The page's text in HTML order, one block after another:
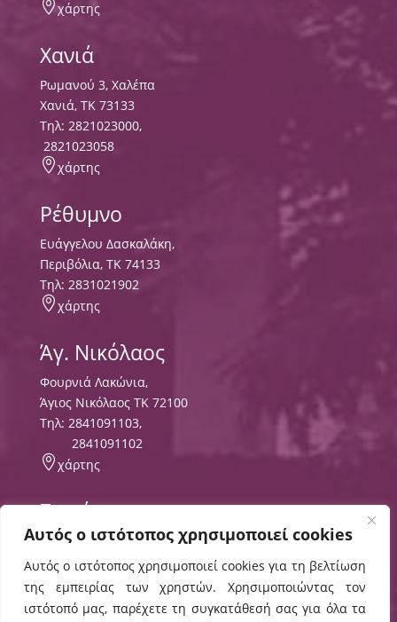
Αυτός ο ιστότοπος χρησιμοποιεί cookies
Αυτός ο ιστότοπος χρησιμοποιεί cookies για τη βελτίωση
της εμπειρίας των χρηστών. Χρησιμοποιώντας τον
ιστότοπό μας, παρέχετε τη συγκατάθεσή σας για όλα τα
χάρτης
Χανιά
Ρωμανού 3, Χαλέπα
Χανιά, ΤΚ 73133
Τηλ: 2821023000,
2821023058
χάρτης
Ρέθυμνο
Ευάγγελου Δασκαλάκη,
Περιβόλια, ΤΚ 74133
Tηλ: 2831021902
χάρτης
Άγ. Νικόλαος
Φουρνιά Λακώνια,
Άγιος Νικόλαος ΤΚ 72100
Τηλ: 2841091103,
2841091102
χάρτης
Σητεία
Περιοχή Τρυπητός
ΤΘ 8556 ΤΚ 72300,
Τηλ:2843029497
 χάρτης